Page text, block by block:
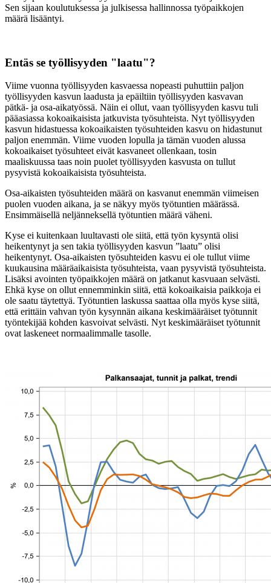
Sen sijaan koulutuksessa ja julkisessa hallinnossa työpaikkojen
määrä lisääntyi.
Entäs se työllisyyden "laatu"?
Viime vuonna työllisyyden kasvaessa nopeasti puhuttiin paljon
työllisyyden kasvun laadusta ja epäiltiin työllisyyden kasvavan
pätkä- ja osa-aikatyössä. Näin ei ollut, vaan työllisyyden kasvu tuli
pääasiassa kokoaikaisista jatkuvista työsuhteista. Nyt työllisyyden
kasvun hidastuessa kokoaikaisten työsuhteiden kasvu on hidastunut
paljon enemmän. Viime vuoden lopulla ja tämän vuoden alussa
kokoaikaiset työsuhteet eivät kasvaneet ollenkaan, tosin
maaliskuussa taas noin puolet työllisyyden kasvusta on tullut
pysyvistä kokoaikaisista työsuhteista.
Osa-aikaisten työsuhteiden määrä on kasvanut enemmän viimeisen
puolen vuoden aikana, ja se näkyy myös työtuntien määrässä.
Ensimmäisellä neljänneksellä työtuntien määrä väheni.
Kyse ei kuitenkaan luultavasti ole siitä, että työn kysyntä olisi
heikentynyt ja sen takia työllisyyden kasvun ”laatu” olisi
heikentynyt. Osa-aikaisten työsuhteiden kasvu ei ole tullut viime
kuukausina määräaikaisista työsuhteista, vaan pysyvistä työsuhteista.
Lisäksi avointen työpaikkojen määrä on jatkanut kasvuaan selvästi.
Ehkä kyse on ollut ennemminkin siitä, että kokoaikaisia paikkoja ei
ole saatu täytettyä. Työtuntien laskussa saattaa olla myös kyse siitä,
että erittäin vahvan työn kysynnän aikana keskimääräiset työtunnit
työntekijää kohden kasvoivat selvästi. Nyt keskimääräiset työtunnit
ovat laskeneet normaalimmalle tasolle.